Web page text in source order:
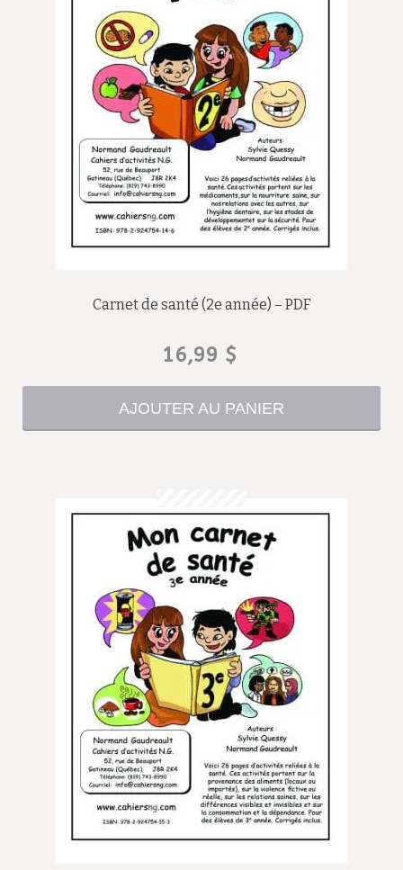
Carnet de santé (2e année) – PDF
16,99 $
AJOUTER AU PANIER